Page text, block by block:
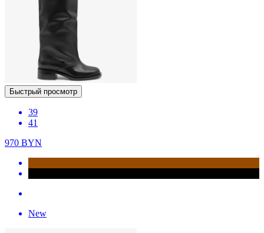
Быстрый просмотр
39
41
970 BYN
New